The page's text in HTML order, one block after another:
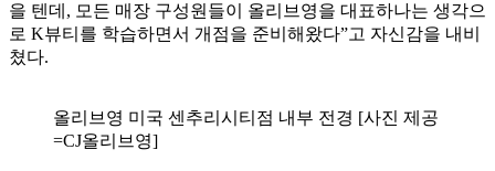
을 텐데, 모든 매장 구성원들이 올리브영을 대표하나는 생각으
로 K뷰티를 학습하면서 개점을 준비해왔다”고 자신감을 내비
쳤다.
올리브영 미국 센추리시티점 내부 전경 [사진 제공
=CJ올리브영]